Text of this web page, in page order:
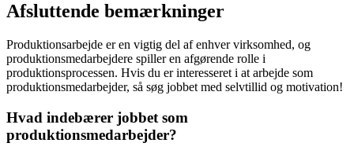
Afsluttende bemærkninger
Produktionsarbejde er en vigtig del af enhver virksomhed, og
produktionsmedarbejdere spiller en afgørende rolle i
produktionsprocessen. Hvis du er interesseret i at arbejde som
produktionsmedarbejder, så søg jobbet med selvtillid og motivation!
Hvad indebærer jobbet som
produktionsmedarbejder?